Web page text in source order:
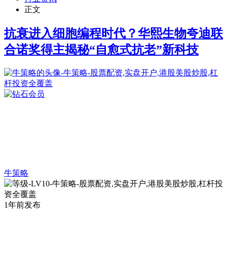
正文
抗衰进入细胞编程时代？华熙生物夸迪联
合诺奖得主揭秘“自愈式抗老”新科技
牛策略
1年前发布